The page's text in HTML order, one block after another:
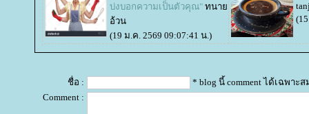
บ่งบอกความเป็นตัวคุณ" ทนา
อ้วน
(19 ม.ค. 2569 09:07:41 น.)
ชื่อ :
* blog นี้ comment ได้เฉพาะ
Comment :